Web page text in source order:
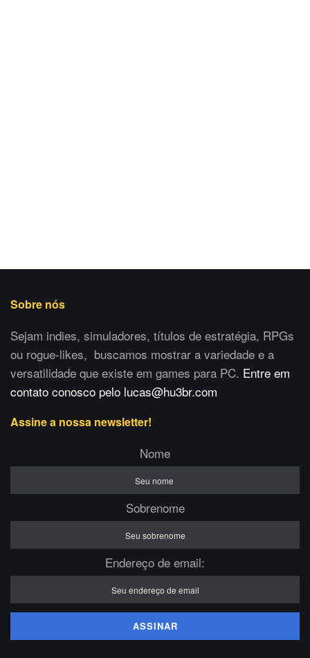
Sobre nós
Sejam indies, simuladores, títulos de estratégia, RPGs
ou rogue-likes, buscamos mostrar a variedade e a
versatilidade que existe em games para PC. Entre em
contato conosco pelo lucas@hu3br.com
Assine a nossa newsletter!
Nome
Sobrenome
Endereço de email: